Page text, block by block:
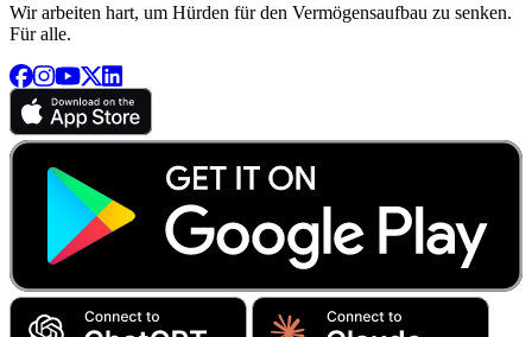
Wir arbeiten hart, um Hürden für den Vermögensaufbau zu senken.
Für alle.